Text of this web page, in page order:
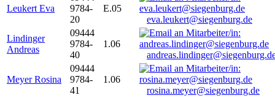
Leukert Eva
9784-
20
E.05
eva.leukert@siegenburg.de
Lindinger
Andreas
09444
9784-
40
1.06
Meyer Rosina
09444
9784-
41
1.06
rosina.meyer@siegenburg.de